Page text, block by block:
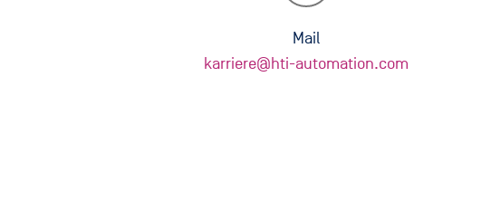
Mail
karriere@hti-automation.com